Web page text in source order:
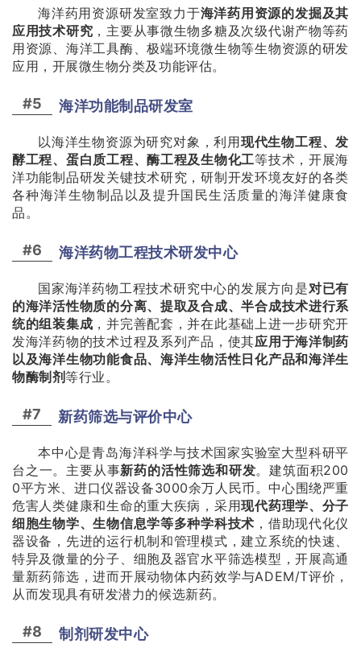
海洋药用资源研发室致力于海洋药用资源的发掘及其
应用技术研究 ，主要从事微生物多糖及次级代谢产物等药
用资源、海洋工具酶、极端环境微生物等生物资源的研发
应用，开展微生物分类及功能评估。
#5 海洋功能制品研发室
以海洋生物资源为研究对象，利用现代生物工程、发
酵工程、蛋白质工程、酶工程及生物化工等技术，开展海
洋功能制品研发关键技术研究，研制开发环境友好的各类
各种海洋生物制品以及提升国民生活质量的海洋健康食
品。
#6 海洋药物工程技术研发中心
国家海洋药物工程技术研究中心的发展方向是对已有
的海洋活性物质的分离、提取及合成、半合成技术进行系
统的组装集成 ，并完善配套，并在此基础上进一步研究开
发海洋药物的技术过程及系列产品，使其应用于海洋制药
以及海洋生物功能食品、海洋生物活性日化产品和海洋生
物酶制剂等行业。
#7 新药筛选与评价中心
本中心是青岛海洋科学与技术国家实验室大型科研平
台之一。主要从事新药的活性筛选和研发。建筑面积200
0平方米、进口仪器设备3000余万人民币。中心围绕严重
危害人类健康和生命的重大疾病，采用现代药理学、分子
细胞生物学、生物信息学等多种学科技术 ，借助现代化仪
器设备，先进的运行机制和管理模式，建立系统的快速、
特异及微量的分子、细胞及器官水平筛选模型，开展高通
量新药筛选，进而开展动物体内药效学与ADEM/T评价，
从而发现具有研发潜力的候选新药。
#8 制剂研发中心